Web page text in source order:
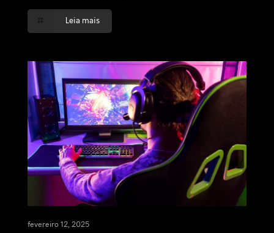
Leia mais
fevereiro 12, 2025